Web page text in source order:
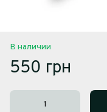
В наличии
550 грн